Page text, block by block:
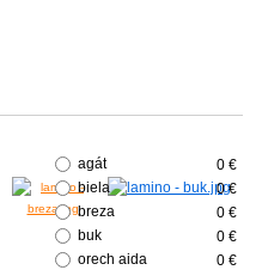
agát
0 €
biela
0 €
breza
0 €
buk
0 €
orech aida
0 €